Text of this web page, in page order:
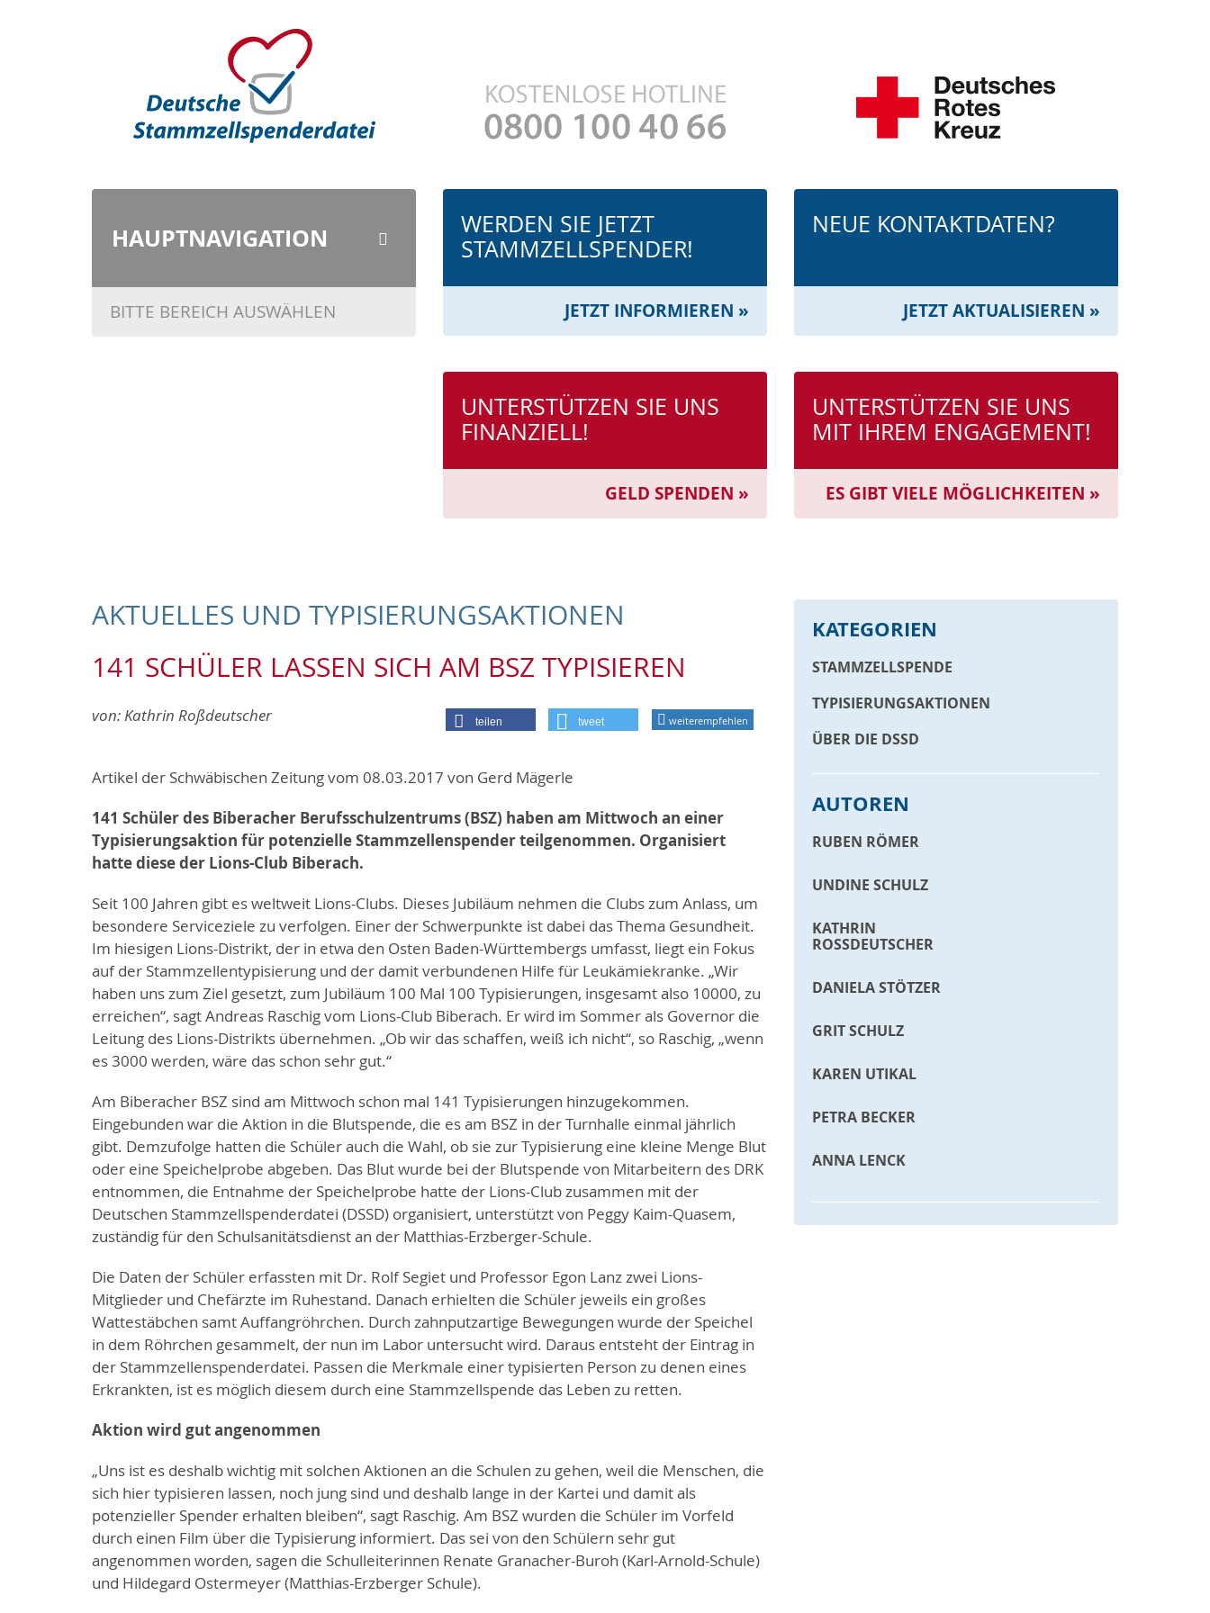
HAUPTNAVIGATION
BITTE BEREICH AUSWÄHLEN
WERDEN SIE JETZT
STAMMZELL­SPENDER!
JETZT INFORMIEREN »
NEUE KONTAKTDATEN?
JETZT AKTUALISIEREN »
UNTERSTÜTZEN SIE UNS
FINANZIELL!
GELD SPENDEN »
UNTERSTÜTZEN SIE UNS
MIT IHREM ENGAGEMENT!
ES GIBT VIELE MÖGLICHKEITEN »
AKTUELLES UND TYPISIERUNGS­AKTIONEN
141 SCHÜLER LASSEN SICH AM BSZ TYPISIEREN
von:Kathrin Roßdeutscher weiterempfehlen
teilen tweet
Artikel der Schwäbischen Zeitung vom 08.03.2017 von Gerd Mägerle
141 Schüler des Biberacher Berufsschulzentrums (BSZ) haben am Mittwoch an einer
Typisierungsaktion für potenzielle Stammzellenspender teilgenommen. Organisiert
hatte diese der Lions-Club Biberach.
Seit 100 Jahren gibt es weltweit Lions-Clubs. Dieses Jubiläum nehmen die Clubs zum Anlass, um
besondere Serviceziele zu verfolgen. Einer der Schwerpunkte ist dabei das Thema Gesundheit.
Im hiesigen Lions-Distrikt, der in etwa den Osten Baden-Württembergs umfasst, liegt ein Fokus
auf der Stammzellentypisierung und der damit verbundenen Hilfe für Leukämiekranke. „Wir
haben uns zum Ziel gesetzt, zum Jubiläum 100 Mal 100 Typisierungen, insgesamt also 10000, zu
erreichen“, sagt Andreas Raschig vom Lions-Club Biberach. Er wird im Sommer als Governor die
Leitung des Lions-Distrikts übernehmen. „Ob wir das schaffen, weiß ich nicht“, so Raschig, „wenn
es 3000 werden, wäre das schon sehr gut.“
Am Biberacher BSZ sind am Mittwoch schon mal 141 Typisierungen hinzugekommen.
Eingebunden war die Aktion in die Blutspende, die es am BSZ in der Turnhalle einmal jährlich
gibt. Demzufolge hatten die Schüler auch die Wahl, ob sie zur Typisierung eine kleine Menge Blut
oder eine Speichelprobe abgeben. Das Blut wurde bei der Blutspende von Mitarbeitern des DRK
entnommen, die Entnahme der Speichelprobe hatte der Lions-Club zusammen mit der
Deutschen Stammzellspenderdatei (DSSD) organisiert, unterstützt von Peggy Kaim-Quasem,
zuständig für den Schulsanitätsdienst an der Matthias-Erzberger-Schule.
Die Daten der Schüler erfassten mit Dr. Rolf Segiet und Professor Egon Lanz zwei Lions-
Mitglieder und Chefärzte im Ruhestand. Danach erhielten die Schüler jeweils ein großes
Wattestäbchen samt Auffangröhrchen. Durch zahnputzartige Bewegungen wurde der Speichel
in dem Röhrchen gesammelt, der nun im Labor untersucht wird. Daraus entsteht der Eintrag in
der Stammzellenspenderdatei. Passen die Merkmale einer typisierten Person zu denen eines
Erkrankten, ist es möglich diesem durch eine Stammzellspende das Leben zu retten.
Aktion wird gut angenommen
„Uns ist es deshalb wichtig mit solchen Aktionen an die Schulen zu gehen, weil die Menschen, die
sich hier typisieren lassen, noch jung sind und deshalb lange in der Kartei und damit als
potenzieller Spender erhalten bleiben“, sagt Raschig. Am BSZ wurden die Schüler im Vorfeld
durch einen Film über die Typisierung informiert. Das sei von den Schülern sehr gut
angenommen worden, sagen die Schulleiterinnen Renate Granacher-Buroh (Karl-Arnold-Schule)
und Hildegard Ostermeyer (Matthias-Erzberger Schule).
KATEGORIEN
STAMMZELLSPENDE
TYPISIERUNGSAKTIONEN
ÜBER DIE DSSD
AUTOREN
RUBEN RÖMER
UNDINE SCHULZ
KATHRIN
ROSSDEUTSCHER
DANIELA STÖTZER
GRIT SCHULZ
KAREN UTIKAL
PETRA BECKER
ANNA LENCK